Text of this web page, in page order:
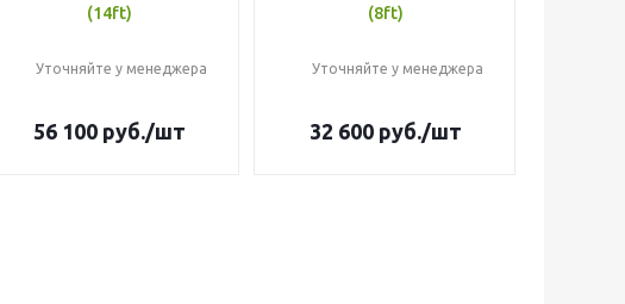
(14ft)
Уточняйте у менеджера
56 100руб./шт
(8ft)
Уточняйте у менеджера
32 600руб./шт